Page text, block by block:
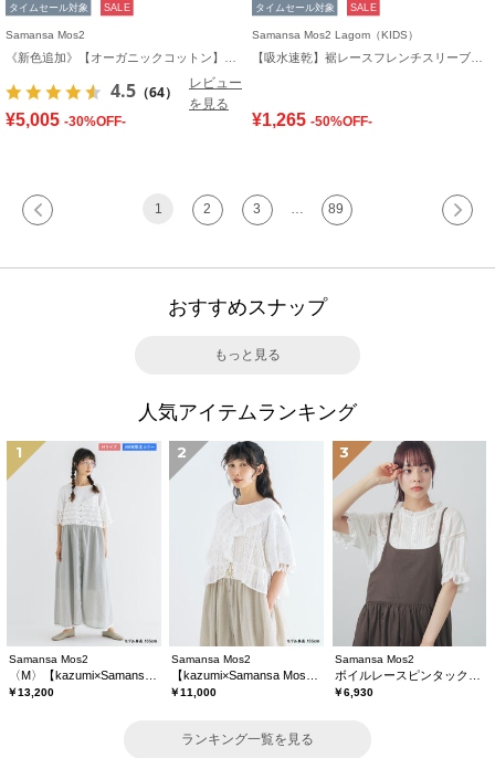
タイムセール対象 SALE
Samansa Mos2
4.5 （64）
レビュー
を見る
¥5,005 -30%OFF-
タイムセール対象 SALE
Samansa Mos2 Lagom（KIDS）
¥1,265 -50%OFF-
1 2 3 89
おすすめスナップ
もっと見る
人気アイテムランキング
1
Samansa Mos2
￥13,200
2
Samansa Mos2
￥11,000
3
Samansa Mos2
￥6,930
ランキング一覧を見る